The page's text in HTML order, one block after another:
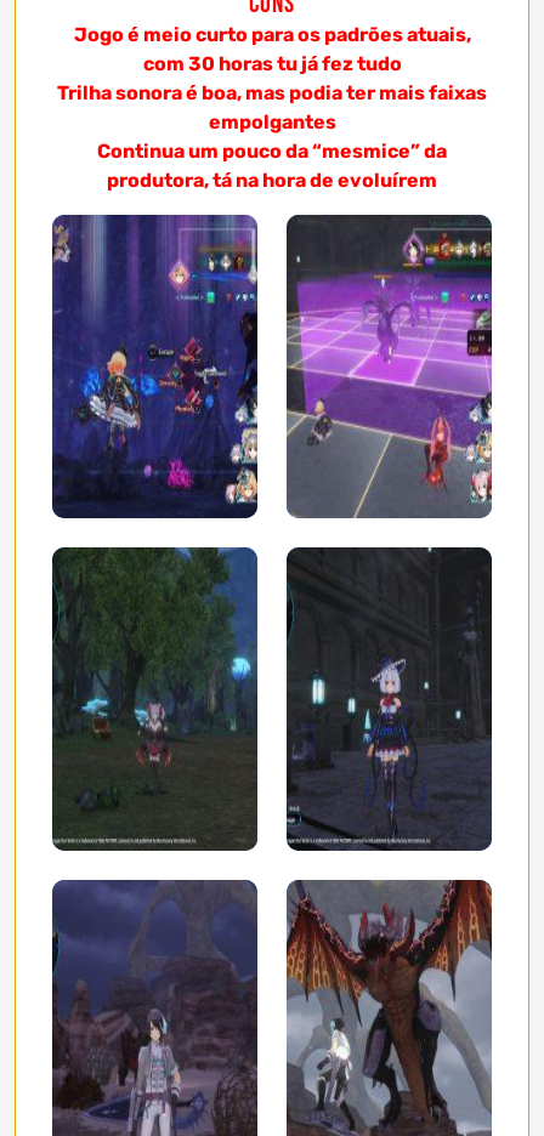
Jogo é meio curto para os padrões atuais,
com 30 horas tu já fez tudo
Trilha sonora é boa, mas podia ter mais faixas
empolgantes
Continua um pouco da “mesmice” da
produtora, tá na hora de evoluírem